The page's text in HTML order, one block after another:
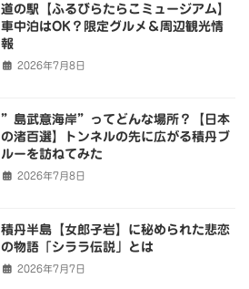
道の駅【ふるびらたらこミュージアム】
車中泊はOK？限定グルメ＆周辺観光情
報
2026年7月8日
”島武意海岸”ってどんな場所？【日本
の渚百選】トンネルの先に広がる積丹ブ
ルーを訪ねてみた
2026年7月8日
積丹半島【女郎子岩】に秘められた悲恋
の物語「シララ伝説」とは
2026年7月7日